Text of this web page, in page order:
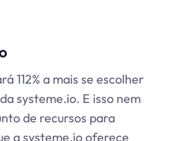
112% a mais se escolher
systeme.io. E isso nem
de recursos para
asysteme.iooferece